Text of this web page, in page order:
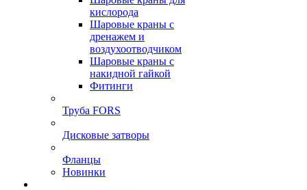
кислорода
Шаровые краны с
дренажем и
воздухоотводчиком
Шаровые краны с
накидной гайкой
Фитинги
Труба FORS
Дисковые затворы
Фланцы
Новинки